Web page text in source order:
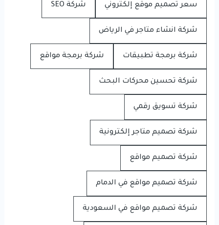
سعر تصميم موقع إلكتروني شركة SEO
شركة انشاء متاجر في الرياض
شركة برمجة تطبيقات شركة برمجة مواقع
شركة تحسين محركات البحث
شركة تسويق رقمي
شركة تصميم متاجر إلكترونية
شركة تصميم مواقع
شركة تصميم مواقع في الدمام
شركة تصميم مواقع في السعودية